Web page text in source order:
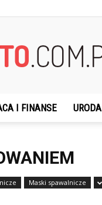
I FINANSE URODA
Maski spawalnicze